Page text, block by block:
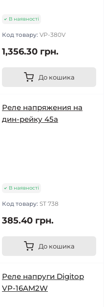
В наявності
Код товару: VP-380V
1,356.30 грн.
До кошика
Реле напряжения на
дин-рейку 45а
В наявності
Код товару: ST 738
385.40 грн.
До кошика
Реле напруги Digitop
VP-16AM2W